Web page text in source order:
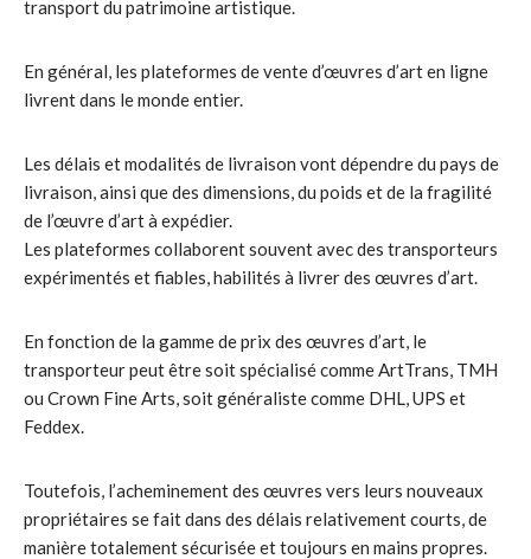
transport du patrimoine artistique.
En général, les plateformes de vente d’œuvres d’art en ligne
livrent dans le monde entier.
Les délais et modalités de livraison vont dépendre du pays de
livraison, ainsi que des dimensions, du poids et de la fragilité
de l’œuvre d’art à expédier.
Les plateformes collaborent souvent avec des transporteurs
expérimentés et fiables, habilités à livrer des œuvres d’art.
En fonction de la gamme de prix des œuvres d’art, le
transporteur peut être soit spécialisé comme ArtTrans, TMH
ou Crown Fine Arts, soit généraliste comme DHL, UPS et
Feddex.
Toutefois, l’acheminement des œuvres vers leurs nouveaux
propriétaires se fait dans des délais relativement courts, de
manière totalement sécurisée et toujours en mains propres.